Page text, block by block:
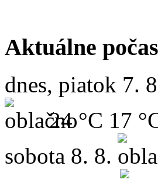
Aktuálne
dnes, piatok 7.
24 °C 17
sobota 8. 8.